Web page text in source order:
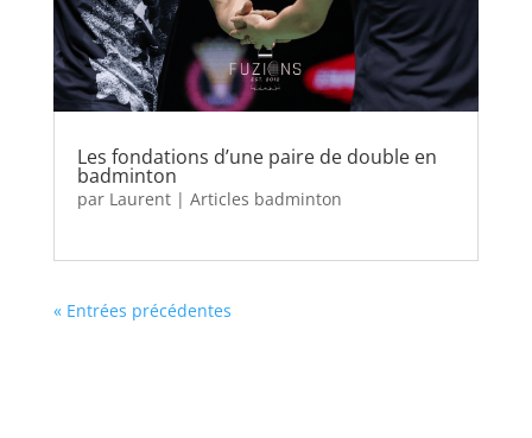
Les fondations d’une paire de double en
badminton
par Laurent| Articles badminton
« Entrées précédentes